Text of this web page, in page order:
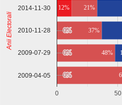
0 50
2014-11-30
2010-11-28
2009-07-29
2009-04-05
12%
0%
0%
0%
0%
0%
0%
21%
37%
48%
Anii Electorali